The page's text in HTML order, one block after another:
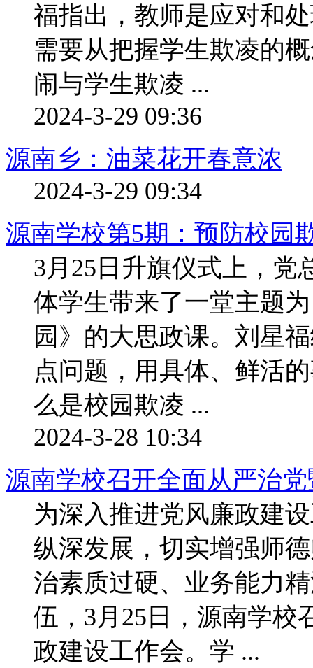
福指出，教师是应对和
需要从把握学生欺凌的
闹与学生欺凌 ...
2024-3-29 09:36
源南乡：油菜花开春意浓
2024-3-29 09:34
源南学校第5期：预防校园
3月25日升旗仪式上，党
体学生带来了一堂主题
园》的大思政课。刘星
点问题，用具体、鲜活
么是校园欺凌 ...
2024-3-28 10:34
源南学校召开全面从严治
为深入推进党风廉政建
纵深发展，切实增强师
治素质过硬、业务能力
伍，3月25日，源南学校
政建设工作会。学 ...